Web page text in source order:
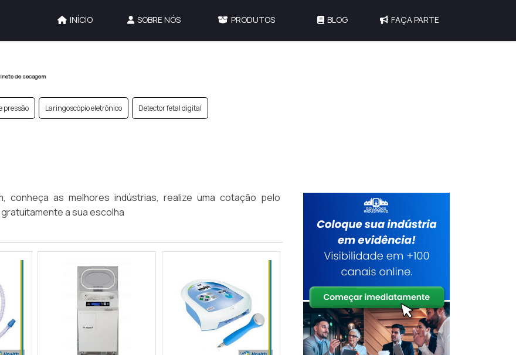
INÍCIO SOBRE NÓS PRODUTOS BLOG FAÇA PARTE
de secagem
pressão Laringoscópio eletrônico Detector fetal digital
conheça as melhores indústrias, realize uma cotação pelo
a sua escolha